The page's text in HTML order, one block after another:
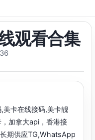
观看合集
美卡在线接码,美卡靓
加拿大api，香港接
期供应TG,WhatsApp